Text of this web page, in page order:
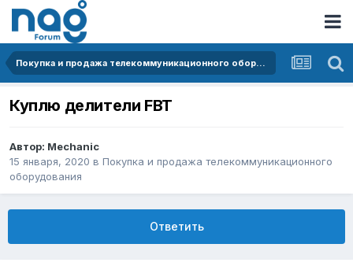
Покупка и продажа телекоммуникационного оборудования
Куплю делители FBT
Автор: Mechanic
15 января, 2020 в Покупка и продажа телекоммуникационного
оборудования
Ответить